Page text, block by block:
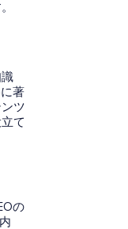
著
ツ
て
の